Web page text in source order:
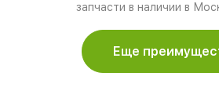
запчасти в наличии в
Еще